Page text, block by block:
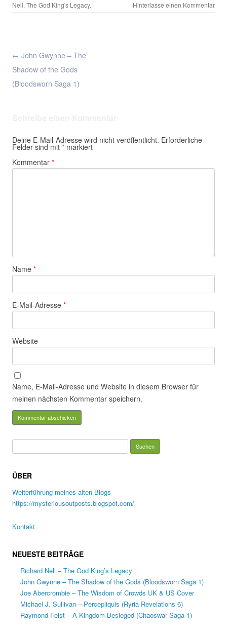
Nell, The God King's Legacy. Hinterlasse einen Kommentar
Beitragsnavigation
← John Gwynne – The
Shadow of the Gods
(Bloodsworn Saga 1)
Deine E-Mail-Adresse wird nicht veröffentlicht. Erforderliche
Felder sind mit * markiert
Kommentar *
Name *
E-Mail-Adresse *
Website
Name, E-Mail-Adresse und Website in diesem Browser für
meinen nächsten Kommentar speichern.
nach:
ÜBER
Weiterführung meines alten Blogs
https://mysteriousoutposts.blogspot.com/
Kontakt
NEUESTE BEITRÄGE
Richard Nell – The God King’s Legacy
John Gwynne – The Shadow of the Gods (Bloodsworn Saga 1)
Joe Abercrombie – The Wisdom of Crowds UK & US Cover
Michael J. Sullivan – Percepliquis (Ryria Revelations 6)
Raymond Feist – A Kingdom Besieged (Chaoswar Saga 1)